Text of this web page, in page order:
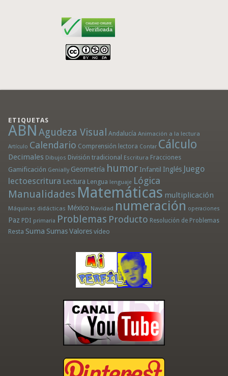
ETIQUETAS
ABN Agudeza Visual Andalucía Animación a la lectura
Artículo Calendario Comprensión lectora Contar Cálculo
Decimales Dibujos División tradicional Escritura Fracciones
Gamificación Genially Geometría humor Infantil Inglés Juego
lectoescritura Lectura Lengua lenguaje Lógica
Manualidades Matemáticas multiplicación
Máquinas didácticas México Navidad numeración operaciones
Paz PDI primaria Problemas Producto Resolución de Problemas
Resta Suma Sumas Valores vídeo